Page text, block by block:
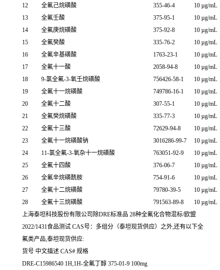
12 全氟己烷磺酸 355-46-4
10 µg/mL
13
全氟壬酸 375-95-1
10 µg/mL
14
全氟庚烷磺酸 375-92-8
10 µg/mL
15
全氟癸酸 335-76-2
10 µg/mL
16
全氟辛基磺酸 1763-23-1
10 µg/mL
17
全氟十一酸 2058-94-8
10 µg/mL
18
9-氯全氟-3-氧壬烷磺酸 756426-58-1
10 µg/mL
19
全氟十一烷磺酸 749786-16-1
10 µg/mL
20
全氟十二酸 307-55-1
10 µg/mL
21
全氟癸烷磺酸 335-77-3
10 µg/mL
22
全氟十三酸 72629-94-8
10 µg/mL
23
全氟十一烷磺酸钠 3016286-99-7
10 µg/mL
24
11-氯全氟-3-氧杂十一烷磺酸 763051-92-9
10 µg/mL
25
全氟十四酸 376-06-7
10 µg/mL
26
全氟辛烷磺酰胺 754-91-6
10 µg/mL
27
全氟十二烷磺酸 79780-39-5
10 µg/mL
28
全氟十三烷磺酸 791563-89-8
10 µg/mL
上海泰坦科技股份有限公司除DRE标准品 28种全氟化合物混标/欧盟
2022/1431食品测试 CAS号：多组分（泰坦现货供应）之外,还有以下全
氟类产品,泰坦现货供应:
货号 中文描述 CAS# 规格
DRE-C15986540 1H,1H-全氟丁醇 375-01-9 100mg